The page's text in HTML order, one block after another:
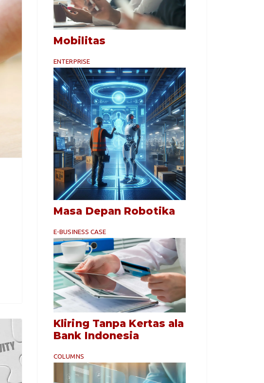
Mobilitas
ENTERPRISE
Masa Depan Robotika
E-BUSINESS CASE
Kliring Tanpa Kertas ala
Bank Indonesia
COLUMNS